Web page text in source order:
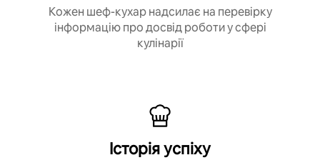
Кожен шеф-кухар надсилає на перевірку
інформацію про досвід роботи у сфері
кулінарії
Історія успіху